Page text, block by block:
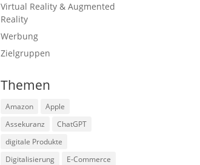
Virtual Reality & Augmented
Reality
Werbung
Zielgruppen
Themen
Amazon
Apple
Assekuranz
ChatGPT
digitale Produkte
Digitalisierung
E-Commerce